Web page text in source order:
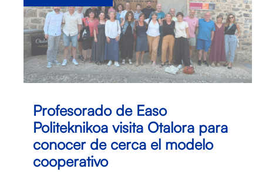
Profesorado de Easo
Politeknikoa visita Otalora para
conocer de cerca el modelo
cooperativo